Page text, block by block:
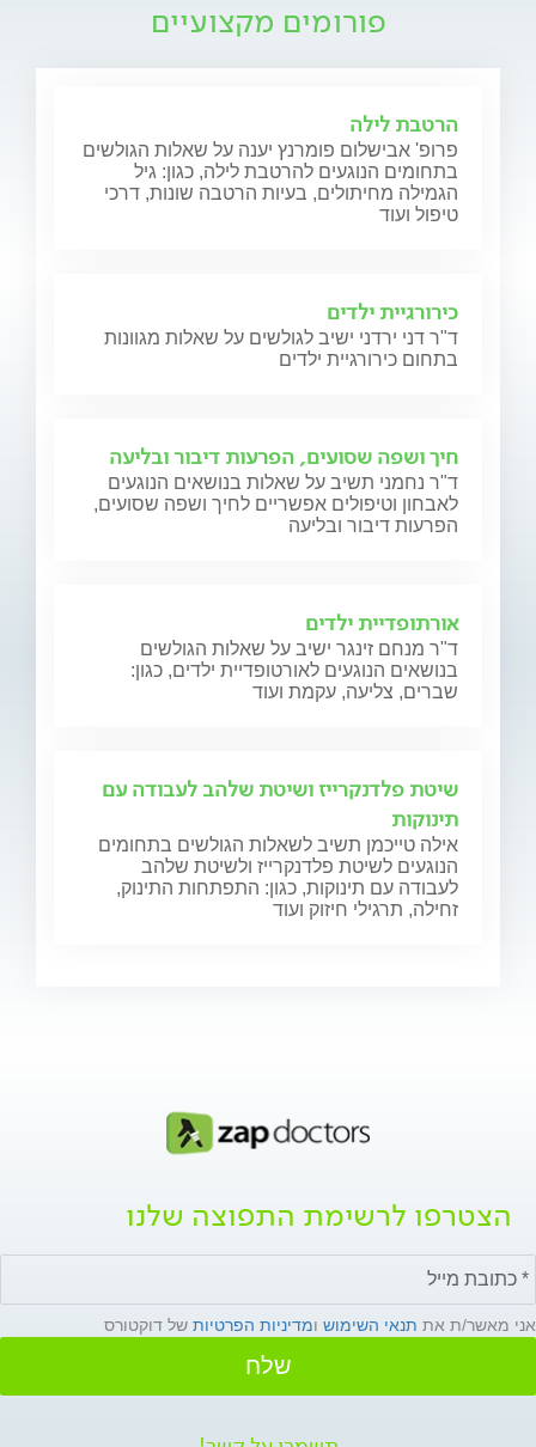
פורומים מקצועיים
הרטבת לילה
פרופ' אבישלום פומרנץ יענה על שאלות הגולשים
בתחומים הנוגעים להרטבת לילה, כגון: גיל
הגמילה מחיתולים, בעיות הרטבה שונות, דרכי
טיפול ועוד
כירורגיית ילדים
ד"ר דני ירדני ישיב לגולשים על שאלות מגוונות
בתחום כירורגיית ילדים
חיך ושפה שסועים, הפרעות דיבור ובליעה
ד"ר נחמני תשיב על שאלות בנושאים הנוגעים
לאבחון וטיפולים אפשריים לחיך ושפה שסועים,
הפרעות דיבור ובליעה
אורתופדיית ילדים
ד"ר מנחם זינגר ישיב על שאלות הגולשים
בנושאים הנוגעים לאורטופדיית ילדים, כגון:
שברים, צליעה, עקמת ועוד
שיטת פלדנקרייז ושיטת שלהב לעבודה עם
תינוקות
אילה טייכמן תשיב לשאלות הגולשים בתחומים
הנוגעים לשיטת פלדנקרייז ולשיטת שלהב
לעבודה עם תינוקות, כגון: התפתחות התינוק,
זחילה, תרגילי חיזוק ועוד
הצטרפו לרשימת התפוצה שלנו
אני מאשר/ת את תנאי השימוש ומדיניות הפרטיות של דוקטורס
שלח